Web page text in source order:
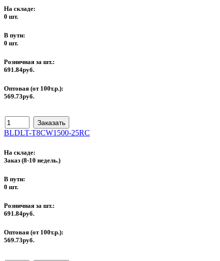
На складе:
0 шт.
В пути:
0 шт.
Розничная за шт.:
691.84руб.
Оптовая (от 100т.р.):
569.73руб.
BLDLT-T8CW1500-25RC
На складе:
Заказ (8-10 недель.)
В пути:
0 шт.
Розничная за шт.:
691.84руб.
Оптовая (от 100т.р.):
569.73руб.